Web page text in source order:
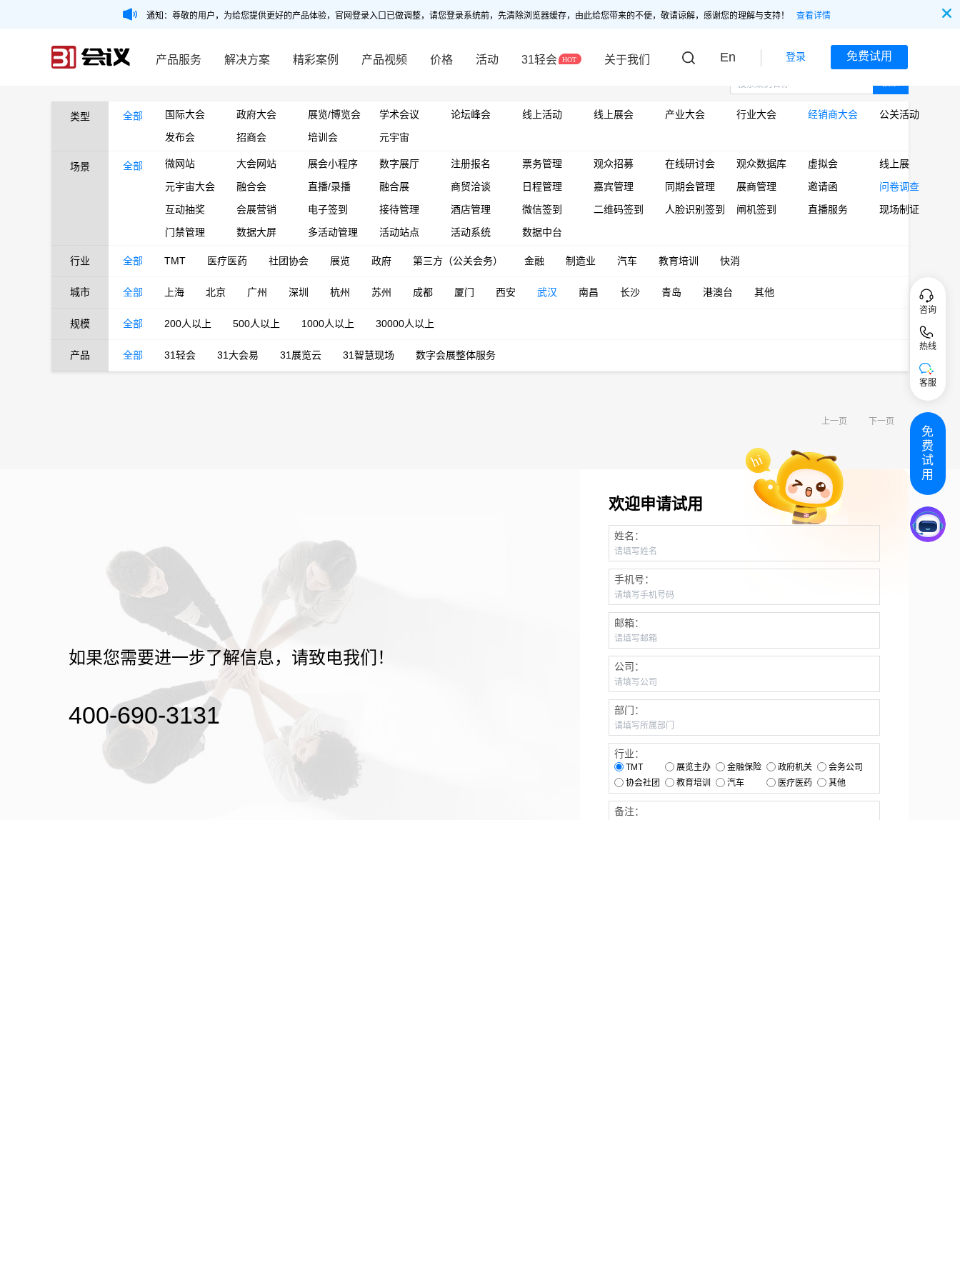
通知：尊敬的用户，为给您提供更好的产品体验，官网登录入口已做调整，请您登录系统前，先清除浏览器缓存，由此给您带来的不便，敬请谅解，感谢您的理解与支持！ 查看详情
产品服务 解决方案 精彩案例 产品视频 价格 活动 31轻会 关于我们 En 登录 免费试用
类型 全部 国际大会 政府大会 展览/博览会 学术会议 论坛峰会 线上活动 线上展会 产业大会 行业大会 经销商大会
公关活动
发布会
招商会 培训会 元宇宙
场景 全部 微网站 大会网站 展会小程序 数字展厅 注册报名 票务管理 观众招募 在线研讨会 观众数据库 虚拟会
线上展
元宇宙大会
融合会 直播/录播 融合展 商贸洽谈 日程管理 嘉宾管理 同期会管理 展商管理 邀请函
问卷调查
互动抽奖
会展营销 电子签到 接待管理 酒店管理 微信签到 二维码签到 人脸识别签到 闸机签到 直播服务
现场制证
门禁管理
数据大屏 多活动管理 活动站点 活动系统 数据中台
行业 全部 TMT 医疗医药 社团协会 展览 政府 第三方（公关会务） 金融 制造业 汽车 教育培训 快消
城市 全部 上海 北京 广州 深圳 杭州 苏州 成都 厦门 西安 武汉 南昌 长沙 青岛 港澳台 其他
规模 全部 200人以上 500人以上 1000人以上 30000人以上
产品 全部 31轻会 31大会易 31展览云 31智慧现场 数字会展整体服务
上一页 下一页
如果您需要进一步了解信息，请致电我们！
400-690-3131
欢迎申请试用
姓名：
手机号：
邮箱：
公司：
部门：
行业：
TMT 展览主办 金融保险 政府机关
会务公司
协会社团
教育培训 汽车 医疗医药 其他
备注：
咨询
热线
客服
免
费
试
用